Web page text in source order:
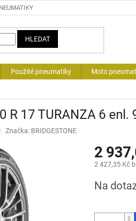
HLEDAT
Použité pneumatiky Moto
R 17 TURANZA 6 enl.
Značka: BRIDGESTONE
2
2 427,35 Kč
cena:
Na